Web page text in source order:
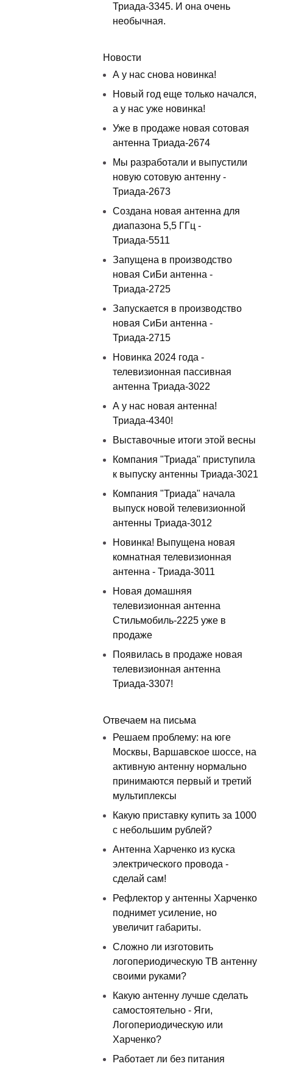
Триада-3345. И она очень
необычная.
Новости
А у нас снова новинка!
Новый год еще только начался,
а у нас уже новинка!
Уже в продаже новая сотовая
антенна Триада-2674
Мы разработали и выпустили
новую сотовую антенну -
Триада-2673
Создана новая антенна для
диапазона 5,5 ГГц -
Триада-5511
Запущена в производство
новая СиБи антенна -
Триада-2725
Запускается в производство
новая СиБи антенна -
Триада-2715
Новинка 2024 года -
телевизионная пассивная
антенна Триада-3022
А у нас новая антенна!
Триада-4340!
Выставочные итоги этой весны
Компания "Триада" приступила
к выпуску антенны Триада-3021
Компания "Триада" начала
выпуск новой телевизионной
антенны Триада-3012
Новинка! Выпущена новая
комнатная телевизионная
антенна - Триада-3011
Новая домашняя
телевизионная антенна
Стильмобиль-2225 уже в
продаже
Появилась в продаже новая
телевизионная антенна
Триада-3307!
Отвечаем на письма
Решаем проблему: на юге
Москвы, Варшавское шоссе, на
активную антенну нормально
принимаются первый и третий
мультиплексы
Какую приставку купить за 1000
с небольшим рублей?
Антенна Харченко из куска
электрического провода -
сделай сам!
Рефлектор у антенны Харченко
поднимет усиление, но
увеличит габариты.
Сложно ли изготовить
логопериодическую ТВ антенну
своими руками?
Какую антенну лучше сделать
самостоятельно - Яги,
Логопериодическую или
Харченко?
Работает ли без питания